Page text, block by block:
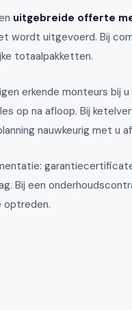
uitgebreide offerte
wordt uitgevoerd. Bij
totaalpakketten.
erkende monteurs bij
op na afloop. Bij
nauwkeurig met u
Bij een
optreden.